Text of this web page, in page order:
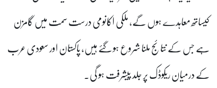
کیساتھ معاہدے ہوں گے، ملکی اکانومی درست سمت میں گامزن
ہے جس کے نتائج ملنا شروع ہو گئے ہیں، پاکستان اور سعودی عرب
کے درمیان ریکوڈک پر جلد پیشرفت ہو گی۔